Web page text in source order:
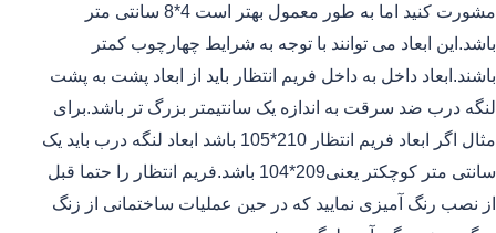
مشورت کنید اما به طور معمول بهتر است 4*8 سانتی متر
باشد.این ابعاد می توانند با توجه به شرایط چهارچوب کمتر
باشند.ابعاد داخل به داخل فریم انتظار باید از ابعاد پشت به پشت
لنگه درب ضد سرقت به اندازه یک سانتیمتر بزرگ تر باشد.برای
مثال اگر ابعاد فریم انتظار 210*105 باشد ابعاد لنگه درب باید یک
سانتی متر کوچکتر یعنی209*104 باشد.فریم انتظار را حتما قبل
از نصب رنگ آمیزی نمایید که در حین عملیات ساختمانی از زنگ